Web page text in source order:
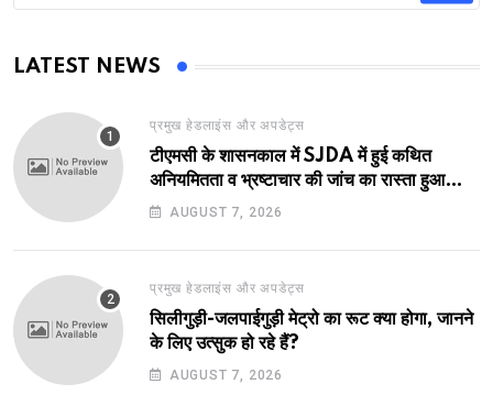
LATEST NEWS
प्रमुख हेडलाइंस और अपडेट्स
टीएमसी के शासनकाल में SJDA में हुई कथित
अनियमितता व भ्रष्टाचार की जांच का रास्ता हुआ
प्रशस्त! एक नए अवतार में लौटा SJDA!
AUGUST 7, 2026
प्रमुख हेडलाइंस और अपडेट्स
सिलीगुड़ी-जलपाईगुड़ी मेट्रो का रूट क्या होगा, जानने
के लिए उत्सुक हो रहे हैं?
AUGUST 7, 2026